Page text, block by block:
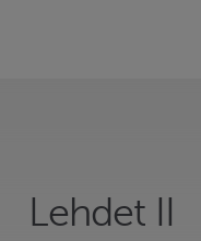
Lehdet II